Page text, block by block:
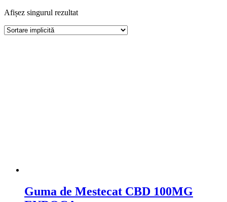
Afișez singurul rezultat
Guma de Mestecat CBD 100MG